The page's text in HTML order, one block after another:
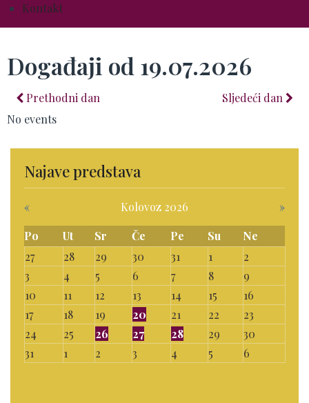
Kontakt
Događaji od 19.07.2026
Prethodni dan
Sljedeći dan
No events
Najave predstava
« Kolovoz 2026
»
Po
Ut Sr Če Pe Su
Ne
27
28 29 30 31 1
2
3
4 5 6 7 8
9
10
11 12 13 14 15
16
17
18 19 20 21 22
23
24
25 26 27 28 29
30
31
1 2 3 4 5 6